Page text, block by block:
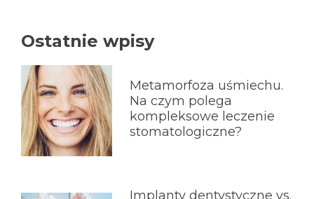
Ostatnie wpisy
Metamorfoza uśmiechu.
Na czym polega
kompleksowe leczenie
stomatologiczne?
Implanty dentystyczne vs.